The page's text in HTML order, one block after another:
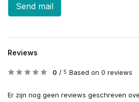
Send mail
Reviews
0 / 5 Based on 0 reviews
Er zijn nog geen reviews geschreven